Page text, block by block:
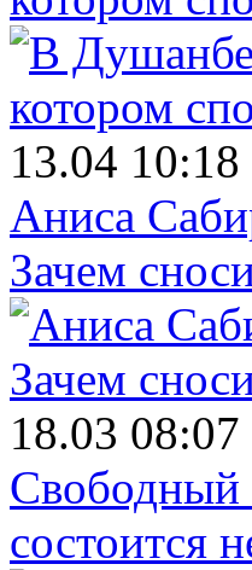
13.04 10:18
Аниса
Зачем
18.03 08:07
Свободный
состоится